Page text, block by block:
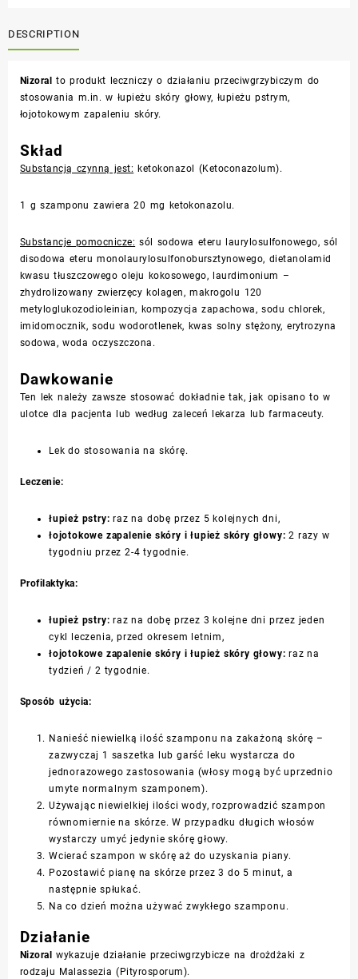
DESCRIPTION
Nizoral
to produkt leczniczy o działaniu przeciwgrzybiczym do
stosowania m.in. w łupieżu skóry głowy, łupieżu pstrym,
łojotokowym zapaleniu skóry.
Skład
Substancją czynną jest: ketokonazol (Ketoconazolum).
1 g szamponu zawiera 20 mg ketokonazolu.
Substancje pomocnicze: sól sodowa eteru laurylosulfonowego, sól
disodowa eteru monolaurylosulfonobursztynowego, dietanolamid
kwasu tłuszczowego oleju kokosowego, laurdimonium –
zhydrolizowany zwierzęcy kolagen, makrogolu 120
metyloglukozodioleinian, kompozycja zapachowa, sodu chlorek,
imidomocznik, sodu wodorotlenek, kwas solny stężony, erytrozyna
sodowa, woda oczyszczona.
Dawkowanie
Ten lek należy zawsze stosować dokładnie tak, jak opisano to w
ulotce dla pacjenta lub według zaleceń lekarza lub farmaceuty.
Lek do stosowania na skórę.
Leczenie:
łupież pstry: raz na dobę przez 5 kolejnych dni,
łojotokowe zapalenie skóry i łupież skóry głowy: 2 razy w
tygodniu przez 2-4 tygodnie.
Profilaktyka:
łupież pstry: raz na dobę przez 3 kolejne dni przez jeden
cykl leczenia, przed okresem letnim,
łojotokowe zapalenie skóry i łupież skóry głowy: raz na
tydzień / 2 tygodnie.
Sposób użycia:
Nanieść niewielką ilość szamponu na zakażoną skórę –
zazwyczaj 1 saszetka lub garść leku wystarcza do
jednorazowego zastosowania (włosy mogą być uprzednio
umyte normalnym szamponem).
Używając niewielkiej ilości wody, rozprowadzić szampon
równomiernie na skórze. W przypadku długich włosów
wystarczy umyć jedynie skórę głowy.
Wcierać szampon w skórę aż do uzyskania piany.
Pozostawić pianę na skórze przez 3 do 5 minut, a
następnie spłukać.
Na co dzień można używać zwykłego szamponu.
Działanie
Nizoralwykazuje działanie przeciwgrzybicze na drożdżaki z
rodzaju Malassezia ( Pityrosporum).